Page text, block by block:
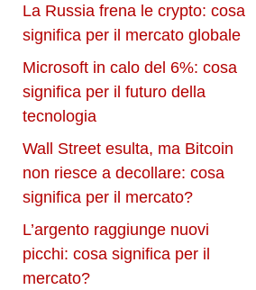
La Russia frena le crypto: cosa
significa per il mercato globale
Microsoft in calo del 6%: cosa
significa per il futuro della
tecnologia
Wall Street esulta, ma Bitcoin
non riesce a decollare: cosa
significa per il mercato?
L’argento raggiunge nuovi
picchi: cosa significa per il
mercato?